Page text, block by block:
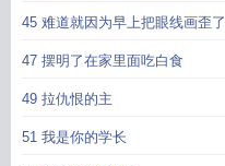
45 难道就因为早上把眼线画歪了
47 摆明了在家里面吃白食
49 拉仇恨的主
51 我是你的学长